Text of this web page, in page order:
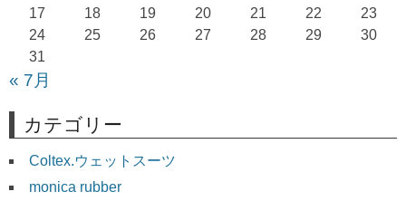
17
18 19 20 21 22
23
24
25 26 27 28 29
30
31
« 7月
カテゴリー
Coltex.ウェットスーツ
monica rubber